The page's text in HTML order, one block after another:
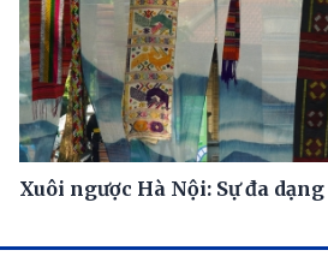
Xuôi ngược Hà Nội: Sự đa